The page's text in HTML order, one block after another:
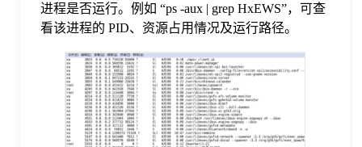
进程是否运行。例如 “ps -aux | grep HxEWS”，可查
看该进程的 PID、资源占用情况及运行路径。